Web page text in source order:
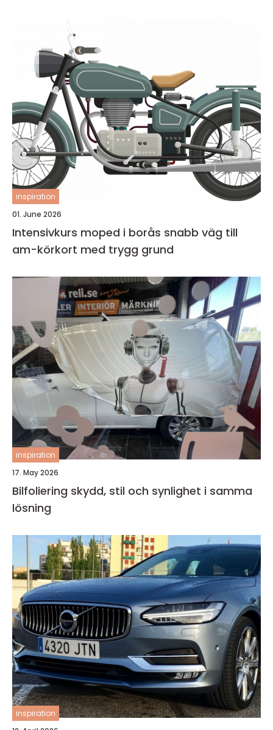
inspiration
01. June 2026
Intensivkurs moped i borås snabb väg till
am-körkort med trygg grund
inspiration
17. May 2026
Bilfoliering skydd, stil och synlighet i samma
lösning
inspiration